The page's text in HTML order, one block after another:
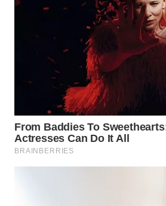
WN
WN
SUBANG
WN
SUKABUMI